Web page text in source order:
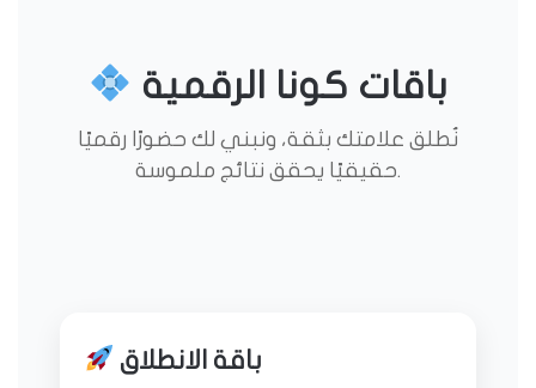
باقات كونا الرقمية
نُطلق علامتك بثقة، ونبني لك حضورًا رقميًا
حقيقيًا يحقق نتائج ملموسة.
باقة الانطلاق